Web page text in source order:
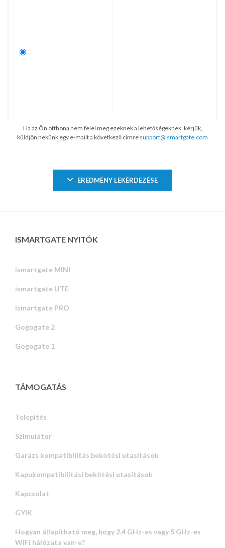
Ha az Ön otthona nem felel meg ezeknek a lehetőségeknek, kérjük,
küldjön nekünk egy e-mailt a következő címre support@ismartgate.com
EREDMÉNY LEKÉRDEZÉSE
ISMARTGATE NYITÓK
ismartgate MINI
ismartgate LITE
ismartgate PRO
Gogogate 2
Gogogate 1
TÁMOGATÁS
Telepítés
Szimulátor
Garázs kompatibilitás bekötési utasítások
Kapukompatibilitási bekötési utasítások
Kapcsolat
GYIK
Hogyan állapítható meg, hogy 2,4 GHz-es vagy 5 GHz-es
WiFi hálózata van-e?